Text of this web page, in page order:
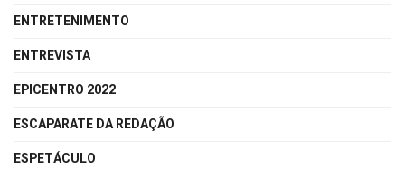
ENTRETENIMENTO
ENTREVISTA
EPICENTRO 2022
ESCAPARATE DA REDAÇÃO
ESPETÁCULO